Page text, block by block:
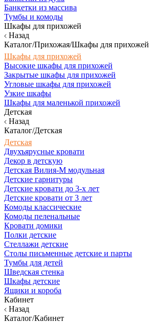
Банкетки из массива
Тумбы и комоды
Шкафы для прихожей
Назад
Каталог/Прихожая/Шкафы для прихожей
Шкафы для прихожей
Высокие шкафы для прихожей
Закрытые шкафы для прихожей
Угловые шкафы для прихожей
Узкие шкафы
Шкафы для маленькой прихожей
Детская
Назад
Каталог/Детская
Детская
Двухъярусные кровати
Декор в детскую
Детская Вилия-М модульная
Детские гарнитуры
Детские кровати до 3-х лет
Детские кровати от 3 лет
Комоды классические
Комоды пеленальные
Кровати домики
Полки детские
Стеллажи детские
Столы письменные детские и парты
Тумбы для детей
Шведская стенка
Шкафы детские
Ящики и короба
Кабинет
Назад
Каталог/Кабинет